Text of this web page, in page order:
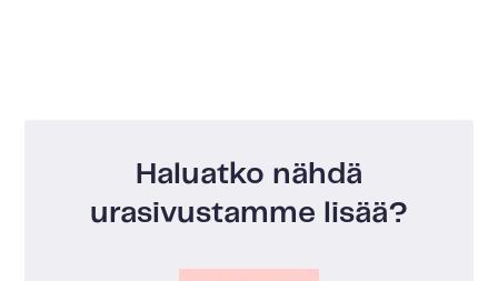
Haluatko nähdä
urasivustamme lisää?